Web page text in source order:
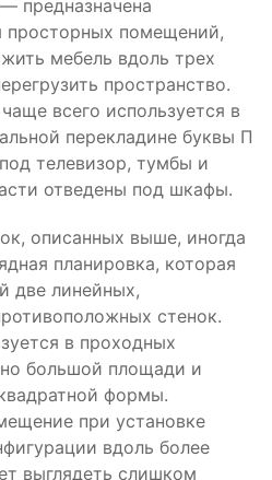
предназначена
просторных помещений,
мебель вдоль трех
пространство.
всего используется в
перекладине буквы П
телевизор, тумбы и
отведены под шкафы.
описанных выше, иногда
планировка, которая
две линейных,
стенок.
в проходных
большой площади и
формы.
при установке
вдоль более
выглядеть слишком